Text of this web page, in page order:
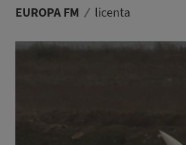
EUROPA FM licenta